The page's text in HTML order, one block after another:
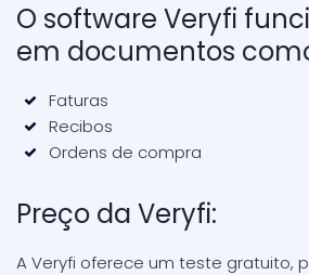
O software Veryfi
em documentos
Faturas
Recibos
Ordens de compra
Preço da Veryfi:
A Veryfi oferece um teste gratuito,